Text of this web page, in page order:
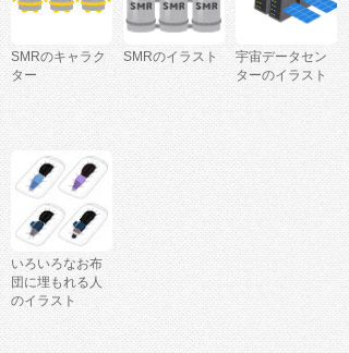
SMRのキャラク
ター
SMRのイラスト
宇宙データセン
ターのイラスト
いろいろなお布
団に埋もれる人
のイラスト